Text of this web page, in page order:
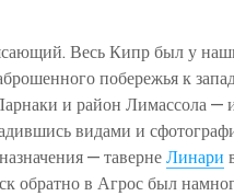
Весь Кипр был у
побережья к
и район Лимассола —
видами и
— таверне Линари
обратно в Агрос был